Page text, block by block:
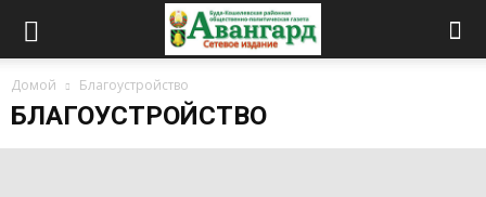
Домой Благоустройство
БЛАГОУСТРОЙСТВО